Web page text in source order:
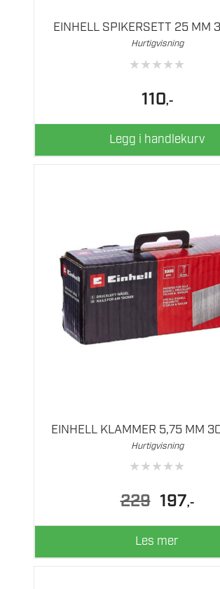
EINHELL SPIKERSETT 25 MM
Hurtigvisning
★★★★★
110,-
Legg i handlekurv
EINHELL KLAMMER 5,75 MM
Hurtigvisning
★★★★★
229
Opprinnelig
pris
var:
229.
197pris
er:
,-
Les mer